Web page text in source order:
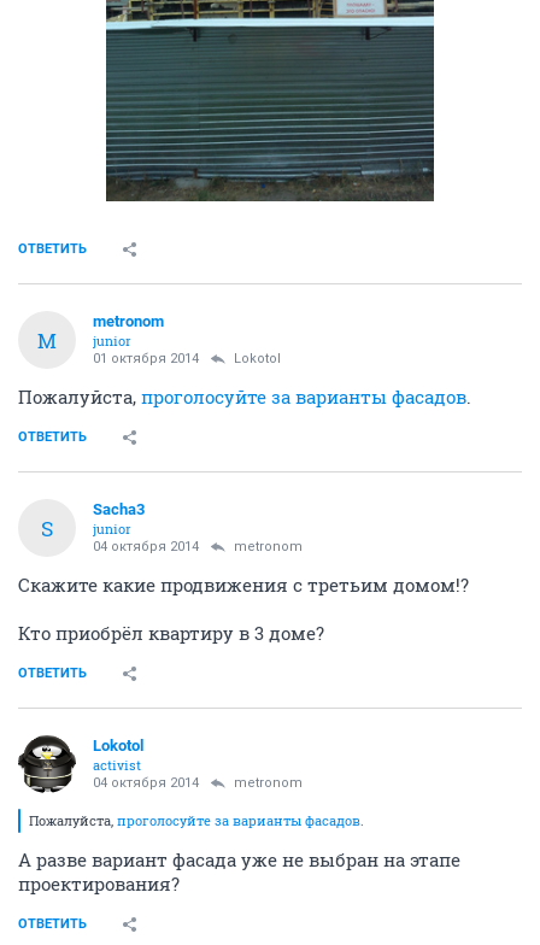
ОТВЕТИТЬ
M
metronom
junior
01 октября 2014 Lokotol
Пожалуйста, проголосуйте за варианты фасадов.
ОТВЕТИТЬ
S
Sacha3
junior
04 октября 2014 metronom
Скажите какие продвижения с третьим домом!?
Кто приобрёл квартиру в 3 доме?
ОТВЕТИТЬ
Lokotol
activist
04 октября 2014 metronom
Пожалуйста, проголосуйте за варианты фасадов.
А разве вариант фасада уже не выбран на этапе
проектирования?
ОТВЕТИТЬ